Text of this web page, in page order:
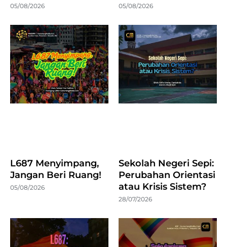
05/08/2026 05/08/2026
L687 Menyimpang,
Jangan Beri Ruang!
05/08/2026
Sekolah Negeri Sepi:
Perubahan Orientasi
atau Krisis Sistem?
28/07/2026